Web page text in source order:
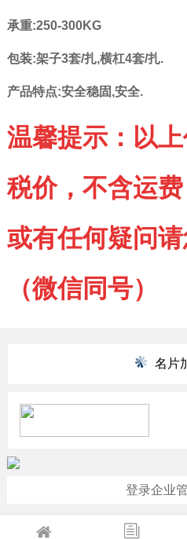
承重:250-300KG
包装:架子3套/扎,横杠4套/扎.
产品特点:安全稳固,安全.
温馨提示：以
税价，不含运
或有任何疑问请
（微信同号）
名片
登录企业